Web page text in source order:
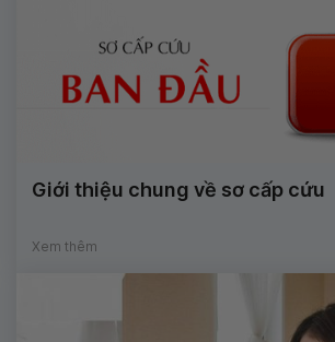
Giới thiệu chung về sơ cấp cứu
Xem thêm